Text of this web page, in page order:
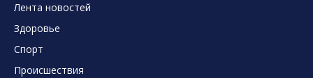
Лента новостей
Здоровье
Спорт
Происшествия